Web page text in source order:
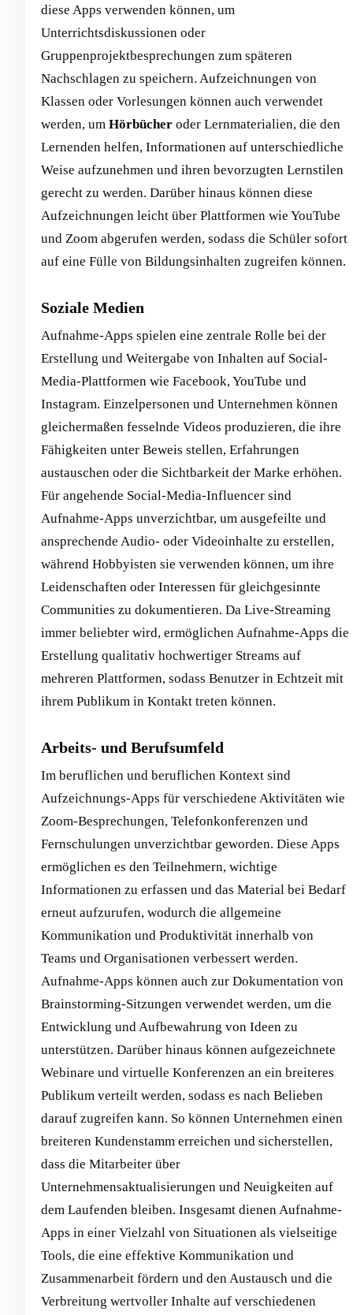
diese Apps verwenden können, um
Unterrichtsdiskussionen oder
Gruppenprojektbesprechungen zum späteren
Nachschlagen zu speichern. Aufzeichnungen von
Klassen oder Vorlesungen können auch verwendet
werden, um Hörbücher oder Lernmaterialien, die den
Lernenden helfen, Informationen auf unterschiedliche
Weise aufzunehmen und ihren bevorzugten Lernstilen
gerecht zu werden. Darüber hinaus können diese
Aufzeichnungen leicht über Plattformen wie YouTube
und Zoom abgerufen werden, sodass die Schüler sofort
auf eine Fülle von Bildungsinhalten zugreifen können.
Soziale Medien
Aufnahme-Apps spielen eine zentrale Rolle bei der
Erstellung und Weitergabe von Inhalten auf Social-
Media-Plattformen wie Facebook, YouTube und
Instagram. Einzelpersonen und Unternehmen können
gleichermaßen fesselnde Videos produzieren, die ihre
Fähigkeiten unter Beweis stellen, Erfahrungen
austauschen oder die Sichtbarkeit der Marke erhöhen.
Für angehende Social-Media-Influencer sind
Aufnahme-Apps unverzichtbar, um ausgefeilte und
ansprechende Audio- oder Videoinhalte zu erstellen,
während Hobbyisten sie verwenden können, um ihre
Leidenschaften oder Interessen für gleichgesinnte
Communities zu dokumentieren. Da Live-Streaming
immer beliebter wird, ermöglichen Aufnahme-Apps die
Erstellung qualitativ hochwertiger Streams auf
mehreren Plattformen, sodass Benutzer in Echtzeit mit
ihrem Publikum in Kontakt treten können.
Arbeits- und Berufsumfeld
Im beruflichen und beruflichen Kontext sind
Aufzeichnungs-Apps für verschiedene Aktivitäten wie
Zoom-Besprechungen, Telefonkonferenzen und
Fernschulungen unverzichtbar geworden. Diese Apps
ermöglichen es den Teilnehmern, wichtige
Informationen zu erfassen und das Material bei Bedarf
erneut aufzurufen, wodurch die allgemeine
Kommunikation und Produktivität innerhalb von
Teams und Organisationen verbessert werden.
Aufnahme-Apps können auch zur Dokumentation von
Brainstorming-Sitzungen verwendet werden, um die
Entwicklung und Aufbewahrung von Ideen zu
unterstützen. Darüber hinaus können aufgezeichnete
Webinare und virtuelle Konferenzen an ein breiteres
Publikum verteilt werden, sodass es nach Belieben
darauf zugreifen kann. So können Unternehmen einen
breiteren Kundenstamm erreichen und sicherstellen,
dass die Mitarbeiter über
Unternehmensaktualisierungen und Neuigkeiten auf
dem Laufenden bleiben. Insgesamt dienen Aufnahme-
Apps in einer Vielzahl von Situationen als vielseitige
Tools, die eine effektive Kommunikation und
Zusammenarbeit fördern und den Austausch und die
Verbreitung wertvoller Inhalte auf verschiedenen